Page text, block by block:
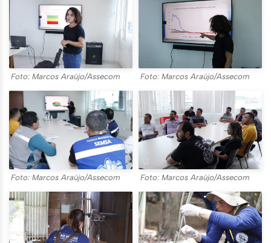
Foto: Marcos Araújo/Assecom Foto: Marcos Araújo/Assecom
Foto: Marcos Araújo/Assecom Foto: Marcos Araújo/Assecom